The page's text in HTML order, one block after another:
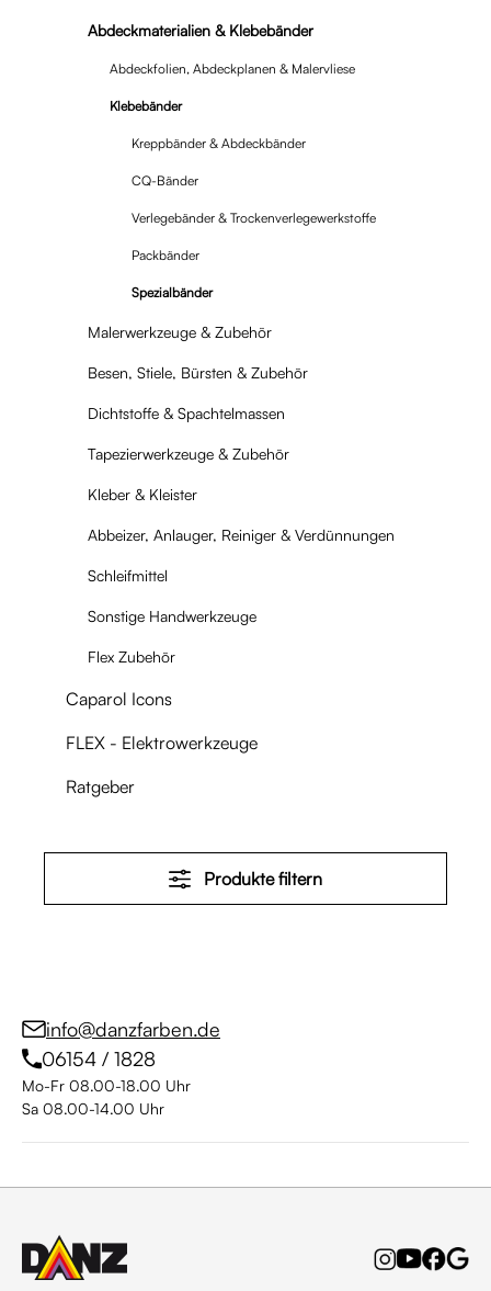
Abdeckmaterialien & Klebebänder
Abdeckfolien, Abdeckplanen & Malervliese
Klebebänder
Kreppbänder & Abdeckbänder
CQ-Bänder
Verlegebänder & Trockenverlegewerkstoffe
Packbänder
Spezialbänder
Malerwerkzeuge & Zubehör
Besen, Stiele, Bürsten & Zubehör
Dichtstoffe & Spachtelmassen
Tapezierwerkzeuge & Zubehör
Kleber & Kleister
Abbeizer, Anlauger, Reiniger & Verdünnungen
Schleifmittel
Sonstige Handwerkzeuge
Flex Zubehör
Caparol Icons
FLEX - Elektrowerkzeuge
Ratgeber
Produkte filtern
info@danzfarben.de
06154 / 1828
Mo-Fr 08.00-18.00 Uhr
Sa 08.00-14.00 Uhr